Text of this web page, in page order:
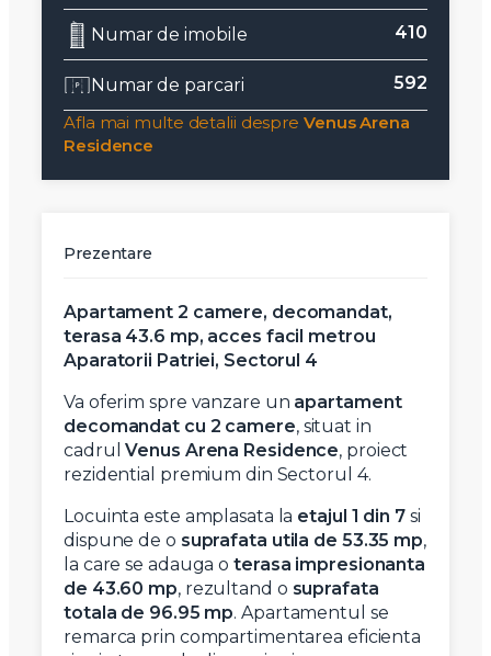
Numar de imobile 410
Numar de parcari
592
Afla mai multe detalii despre Venus Arena
Residence
Prezentare
Apartament 2 camere, decomandat,
terasa 43.6 mp, acces facil metrou
Aparatorii Patriei, Sectorul 4
Va oferim spre vanzare un apartament
decomandat cu 2 camere, situat in
cadrulVenus Arena Residence, proiect
rezidential premium din Sectorul 4.
Locuinta este amplasata la etajul 1 din 7si
dispune de o suprafata utila de 53.35 mp,
la care se adauga o terasa impresionanta
de 43.60 mp, rezultand o suprafata
totala de 96.95 mp. Apartamentul se
remarca prin compartimentarea eficienta